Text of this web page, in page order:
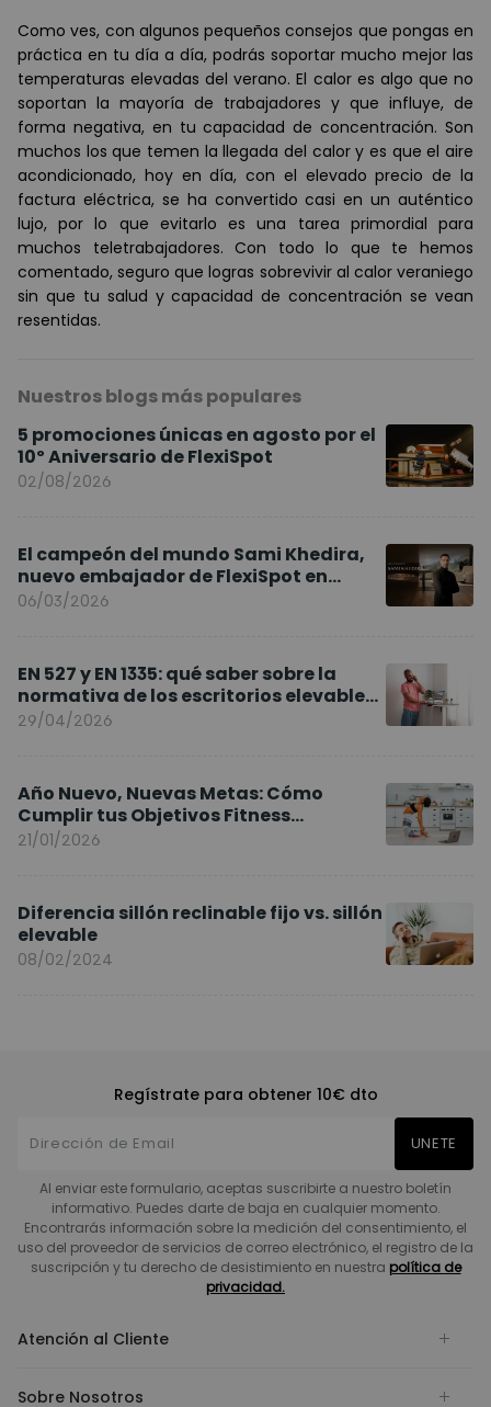
Como ves, con algunos pequeños consejos que pongas en
práctica en tu día a día, podrás soportar mucho mejor las
temperaturas elevadas del verano. El calor es algo que no
soportan la mayoría de trabajadores y que influye, de
forma negativa, en tu capacidad de concentración. Son
muchos los que temen la llegada del calor y es que el aire
acondicionado, hoy en día, con el elevado precio de la
factura eléctrica, se ha convertido casi en un auténtico
lujo, por lo que evitarlo es una tarea primordial para
muchos teletrabajadores. Con todo lo que te hemos
comentado, seguro que logras sobrevivir al calor veraniego
sin que tu salud y capacidad de concentración se vean
resentidas.
Nuestros blogs más populares
5 promociones únicas en agosto por el
10º Aniversario de FlexiSpot
02/08/2026
El campeón del mundo Sami Khedira,
nuevo embajador de FlexiSpot en
Europa
06/03/2026
EN 527 y EN 1335: qué saber sobre la
normativa de los escritorios elevables
y sillas ergonómicas
29/04/2026
Año Nuevo, Nuevas Metas: Cómo
Cumplir tus Objetivos Fitness
Entrenando en Casa
21/01/2026
Diferencia sillón reclinable fijo vs. sillón
elevable
08/02/2024
Regístrate para obtener 10€ dto
UNETE
Al enviar este formulario, aceptas suscribirte a nuestro boletín
informativo. Puedes darte de baja en cualquier momento.
Encontrarás información sobre la medición del consentimiento, el
uso del proveedor de servicios de correo electrónico, el registro de la
suscripción y tu derecho de desistimiento en nuestra política de
privacidad.
Atención al Cliente
Sobre Nosotros